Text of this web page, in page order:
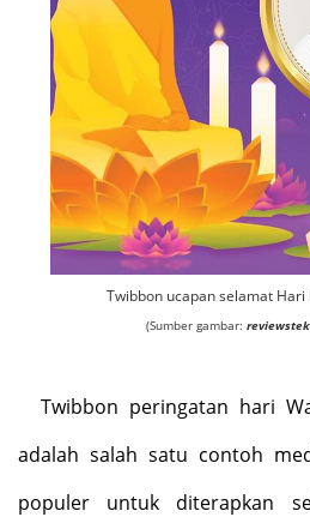
Twibbon ucapan selamat Hari
(Sumber gambar:
Twibbon peringatan hari
adalah salah satu contoh
populer untuk diterapkan